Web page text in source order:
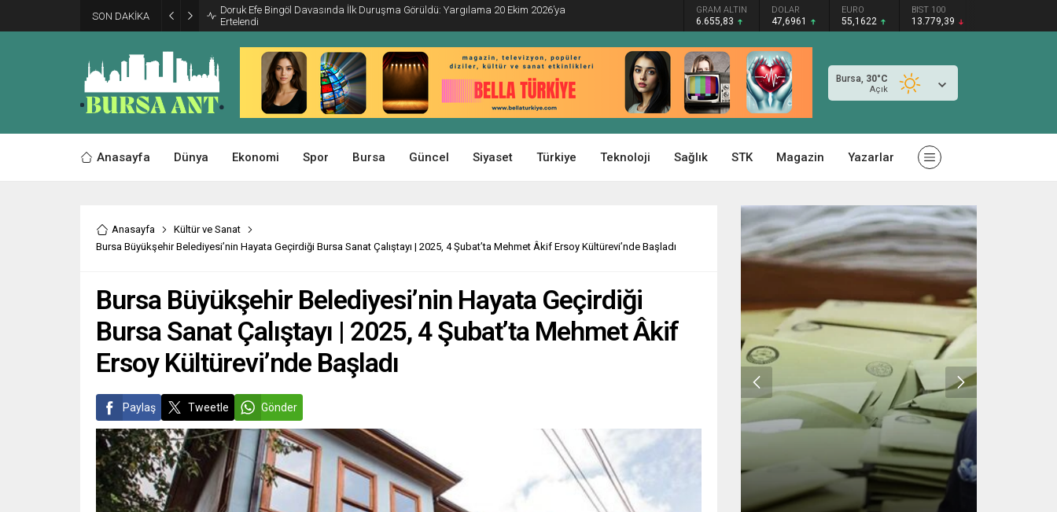
SON DAKİKA
Doruk Efe Bingöl Davasında İlk Duruşma Görüldü: Yargılama 20 Ekim 2026’ya
Ertelendi
GRAM ALTIN
6.655,83
DOLAR
47,6961
EURO
55,1622
BIST 100
13.779,39
Bursa, 30°C
Açık
Anasayfa Dünya Ekonomi Spor Bursa Güncel Siyaset Türkiye Teknoloji Sağlık STK Magazin Yazarlar
Anasayfa
Kültür ve Sanat
Bursa Büyükşehir Belediyesi’nin Hayata Geçirdiği Bursa Sanat Çalıştayı | 2025, 4 Şubat’ta Mehmet Âkif Ersoy Kültürevi’nde Başladı
Bursa Büyükşehir Belediyesi’nin Hayata Geçirdiği
Bursa Sanat Çalıştayı | 2025, 4 Şubat’ta Mehmet Âkif
Ersoy Kültürevi’nde Başladı
Paylaş Tweetle Gönder